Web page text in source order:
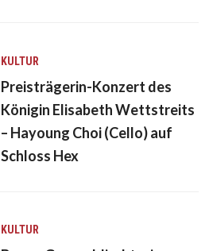
KULTUR
Preisträgerin-Konzert des
Königin Elisabeth Wettstreits
– Hayoung Choi (Cello) auf
Schloss Hex
KULTUR